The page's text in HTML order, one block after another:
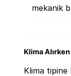
mekanik
Klima
Klima tipine